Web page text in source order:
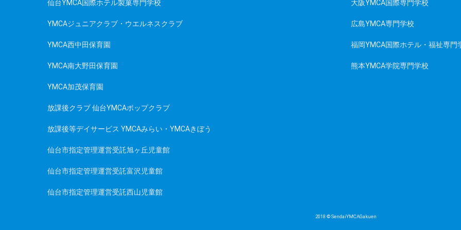
仙台YMCA国際ホテル製菓専門学校
YMCAジュニアクラブ・ウエルネスクラブ
YMCA西中田保育園
YMCA南大野田保育園
YMCA加茂保育園
放課後クラブ 仙台YMCAポップクラブ
放課後等デイサービス YMCAみらい・YMCAきぼう
仙台市指定管理運営受託旭ヶ丘児童館
仙台市指定管理運営受託富沢児童館
仙台市指定管理運営受託西山児童館
大阪YMCA国際専門学校
広島YMCA専門学校
福岡YMCA国際ホテル・福祉専門
熊本YMCA学院専門学校
2018 © SendaiYMCAGakuen